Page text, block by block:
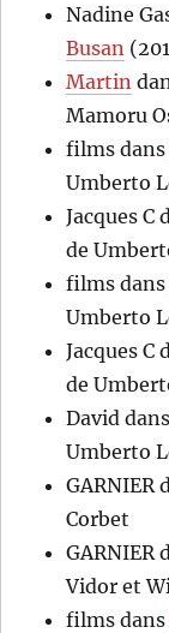
Nadine
Busan
Martin
Mamoru
films dans
Umberto
Jacques C
de
films dans
Umberto
Jacques C
de
David dans
Umberto
GARNIER
Corbet
GARNIER
Vidor et
films